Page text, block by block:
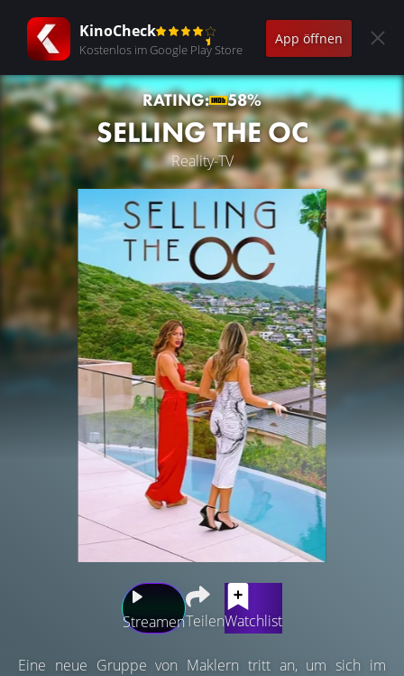
KinoCheck
Kostenlos im Google Play Store
App öffnen
RATING: 58%
SELLING THE OC
Reality-TV
StreamenTeilenWatchlist
Eine neue Gruppe von Maklern tritt an, um sich im